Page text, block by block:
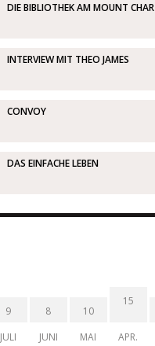
DIE BIBLIOTHEK AM MOUNT CHAR
INTERVIEW MIT THEO JAMES
CONVOY
DAS EINFACHE LEBEN
9
JULI
8
JUNI
10
MAI
15
APR.